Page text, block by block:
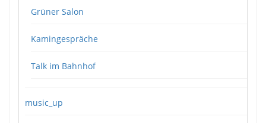
Grüner Salon
Kamingespräche
Talk im Bahnhof
music_up